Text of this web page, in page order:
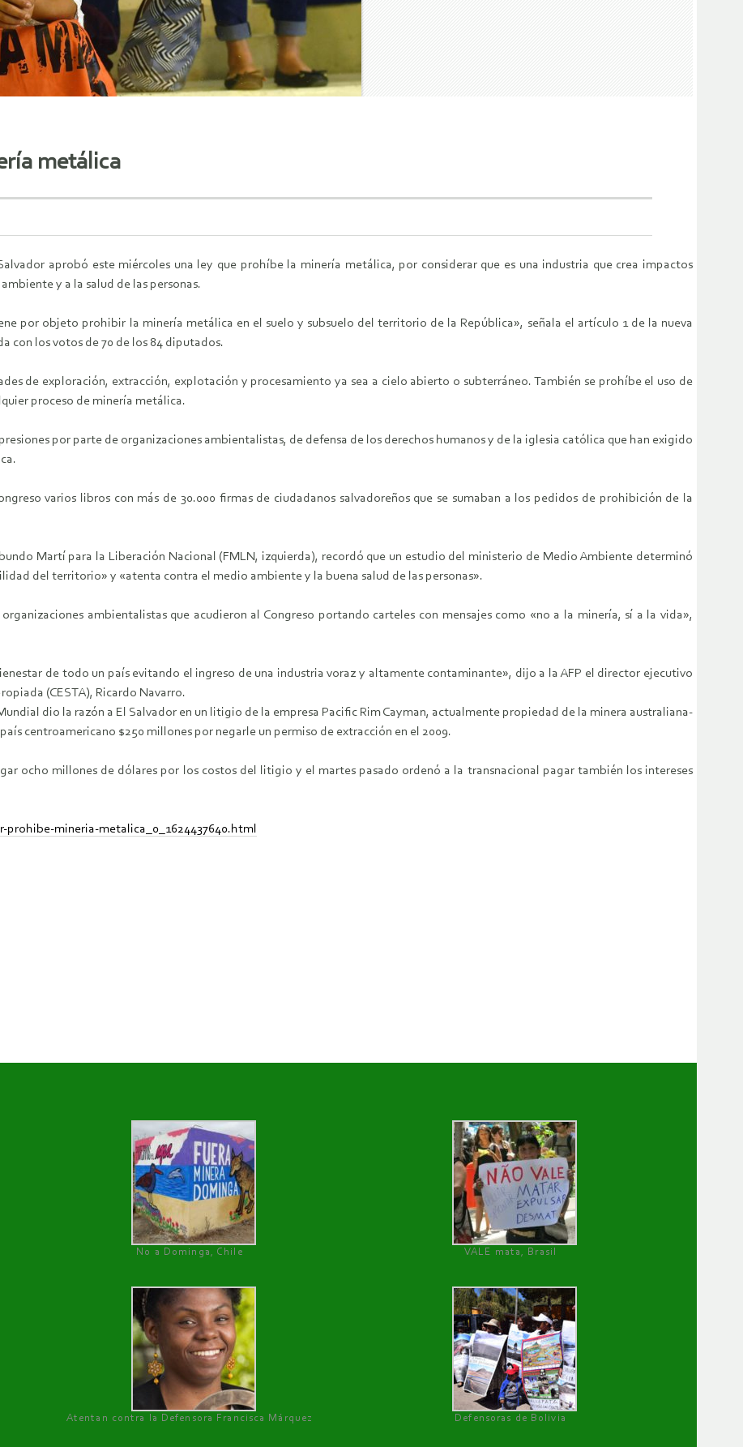
metálica
aprobó este miércoles una ley que prohíbe la minería metálica, por considerar que es una industria que crea impactos
y a la salud de las personas.
por objeto prohibir la minería metálica en el suelo y subsuelo del territorio de la República», señala el artículo 1 de la nueva
con los votos de 70 de los 84 diputados.
de exploración, extracción, explotación y procesamiento ya sea a cielo abierto o subterráneo. También se prohíbe el uso de
proceso de minería metálica.
por parte de organizaciones ambientalistas, de defensa de los derechos humanos y de la iglesia católica que han exigido
varios libros con más de 30.000 firmas de ciudadanos salvadoreños que se sumaban a los pedidos de prohibición de la
Martí para la Liberación Nacional (FMLN, izquierda), recordó que un estudio del ministerio de Medio Ambiente determinó
del territorio» y «atenta contra el medio ambiente y la buena salud de las personas».
ambientalistas que acudieron al Congreso portando carteles con mensajes como «no a la minería, sí a la vida»,
de todo un país evitando el ingreso de una industria voraz y altamente contaminante», dijo a la AFP el director ejecutivo
(CESTA), Ricardo Navarro.
dio la razón a El Salvador en un litigio de la empresa Pacific Rim Cayman, actualmente propiedad de la minera australiana-
centroamericano $250 millones por negarle un permiso de extracción en el 2009.
ocho millones de dólares por los costos del litigio y el martes pasado ordenó a la transnacional pagar también los intereses
mineria-metalica_0_1624437640.html
No a Dominga, Chile
VALE mata, Brasil
Atentan contra la Defensora Francisca Márquez Defensoras de Bolivia